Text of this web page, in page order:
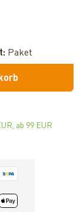
Paket
ab 99 EUR